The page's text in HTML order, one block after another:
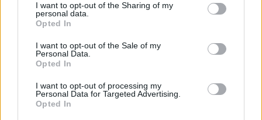
I want to opt-out of the Sharing of my
personal data.
Opted In
I want to opt-out of the Sale of my
Personal Data.
Opted In
I want to opt-out of processing my
Personal Data for Targeted Advertising.
Opted In
geef mening 0 reacties
Entresto
04-11-2022 | Man | 58
Hartfalen
Effectiviteit